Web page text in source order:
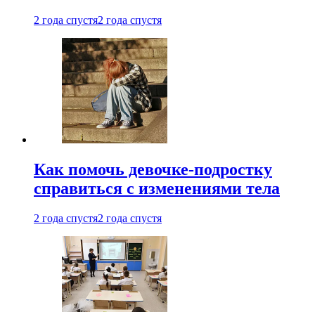
2 года спустя2 года спустя
Как помочь девочке-подростку
справиться с изменениями тела
2 года спустя2 года спустя